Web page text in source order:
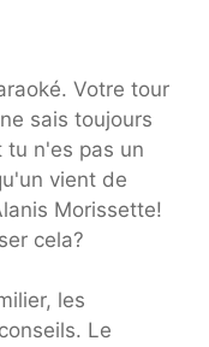
Votre tour
sais toujours
tu n'es pas un
vient de
Morissette!
cela?
les
Le